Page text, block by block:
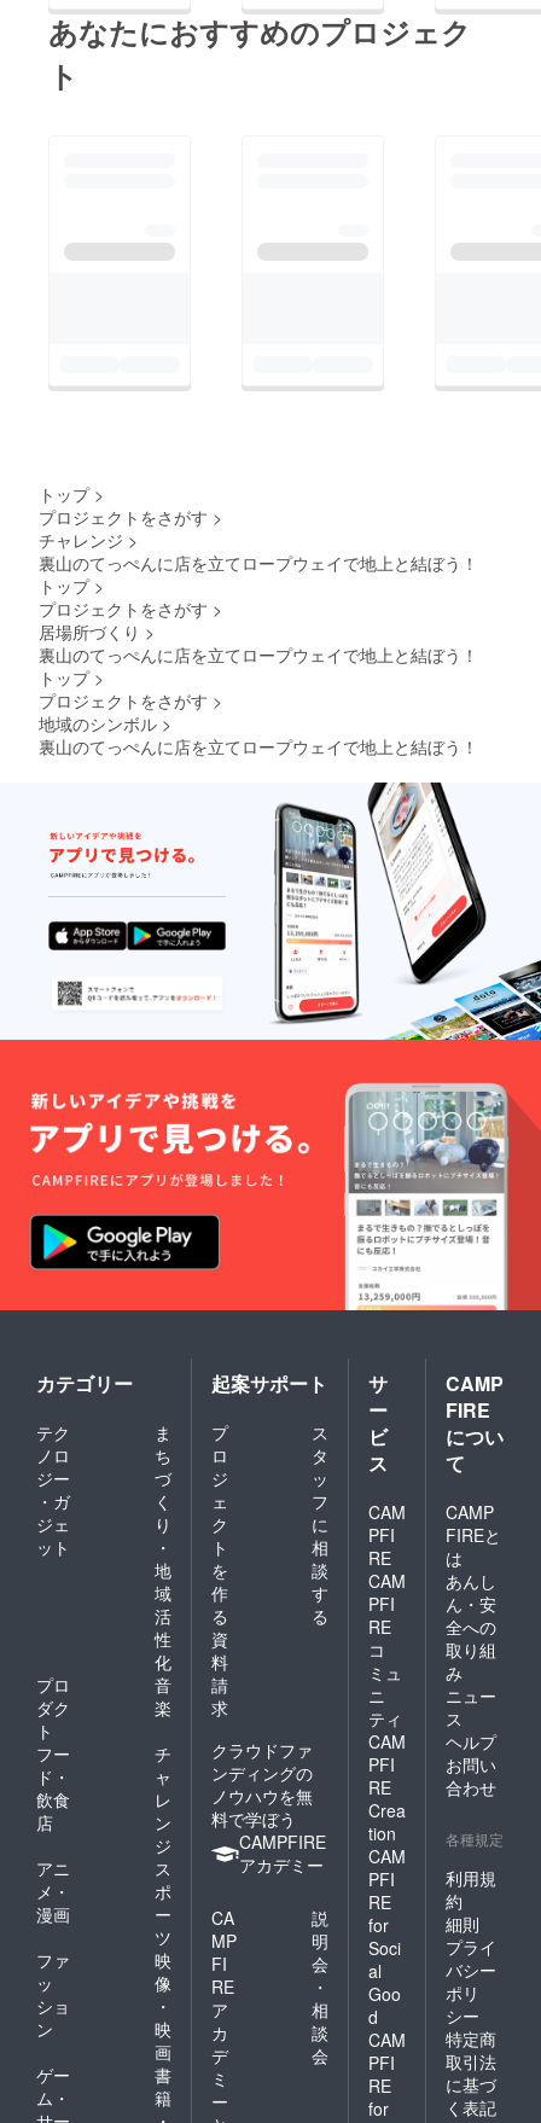
あなたにおすすめのプロジェク
ト
トップ >
プロジェクトをさがす >
チャレンジ >
裏山のてっぺんに店を立てロープウェイで地上と結ぼう！
トップ >
プロジェクトをさがす >
居場所づくり >
裏山のてっぺんに店を立てロープウェイで地上と結ぼう！
トップ >
プロジェクトをさがす >
地域のシンボル >
裏山のてっぺんに店を立てロープウェイで地上と結ぼう！
カテゴリー
テク
ノロ
ジー
・ガ
ジェ
ット
ま
ち
づ
く
り
・
地
域
活
性
化
プロ
ダク
ト
音
楽
フー
ド・
飲食
店
チ
ャ
レ
ン
ジ
アニ
メ・
漫画
ス
ポ
ー
ツ
ファ
ッ
ショ
ン
映
像
・
映
画
ゲー
ム・
書
籍
起案サポート
プ
ロ
ジ
ェ
ク
ト
を
作
る
ス
タ
ッ
フ
に
相
談
す
る
資
料
請
求
クラウドファ
ンディングの
ノウハウを無
料で学ぼう
CAMPFIRE
アカデミー
CA
MP
FI
RE
ア
カ
デ
ミ
ー
説
明
会
・
相
談
会
サ
ー
ビ
ス
CAM
PFI
RE
CAM
PFI
RE
コ
ミュ
ニ
ティ
CAM
PFI
RE
Crea
tion
CAM
PFI
RE
for
Soci
al
Goo
d
CAM
PFI
RE
for
CAMP
FIRE
につい
て
CAMP
FIREと
は
あんし
ん・安
全への
取り組
み
ニュー
ス
ヘルプ
お問い
合わせ
各種規定
利用規
約
細則
プライ
バシー
ポリ
シー
特定商
取引法
に基づ
く表記